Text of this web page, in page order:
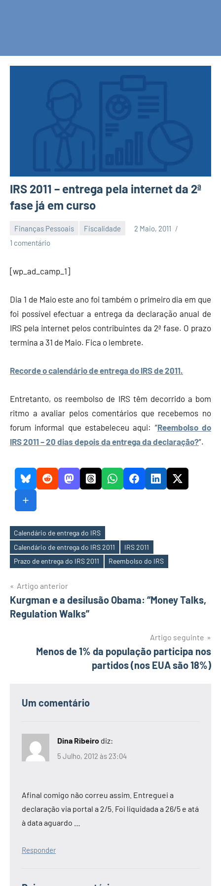
IRS 2011 – entrega pela internet da 2ª
fase já em curso
Finanças Pessoais Fiscalidade
2 Maio, 2011
Economia
Finanças
1 comentário
[wp_ad_camp_1]
Dia 1 de Maio este ano foi também o primeiro dia em que
foi possível efectuar a entrega da declaração anual de
IRS pela internet pelos contribuintes da 2ª fase. O prazo
termina a 31 de Maio. Fica o lembrete.
Recorde o calendário de entrega do IRS de 2011.
Entretanto, os reembolso de IRS têm decorrido a bom
ritmo a avaliar pelos comentários que recebemos no
forum informal que estabeleceu aqui: “Reembolso do
IRS 2011 – 20 dias depois da entrega da declaração?“.
Etiquetas
Calendário de entrega do IRS
Calendário de entrega do IRS 2011
IRS 2011
Prazo de entrega do IRS 2011
Reembolso do IRS
Navegação
de
Artigo anterior
Kurgman e a desilusão Obama: “Money Talks,
Regulation Walks”
Artigo seguinte
Menos de 1% da população participa nos
partidos (nos EUA são 18%)
Um comentário
Dina Ribeiro diz:
5 Julho, 2012 às 23:04
Afinal comigo não correu assim. Entreguei a
declaração via portal a 2/5. Foi liquidada a 26/5 e atá
à data aguardo …
Responder